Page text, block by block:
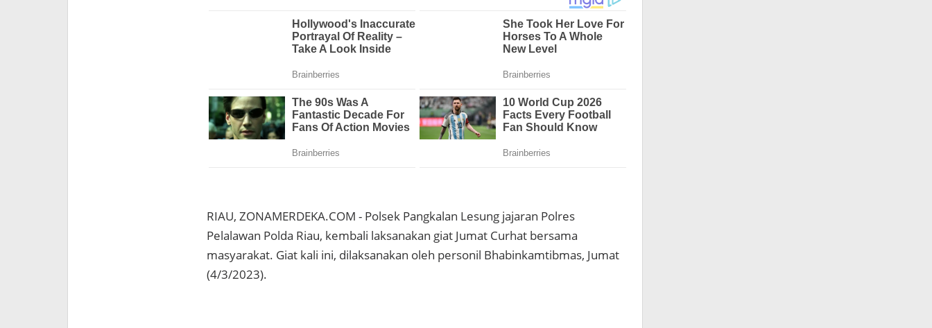
RIAU, ZONAMERDEKA.COM - Polsek Pangkalan Lesung jajaran Polres
Pelalawan Polda Riau, kembali laksanakan giat Jumat Curhat bersama
masyarakat. Giat kali ini, dilaksanakan oleh personil Bhabinkamtibmas, Jumat
(4/3/2023).